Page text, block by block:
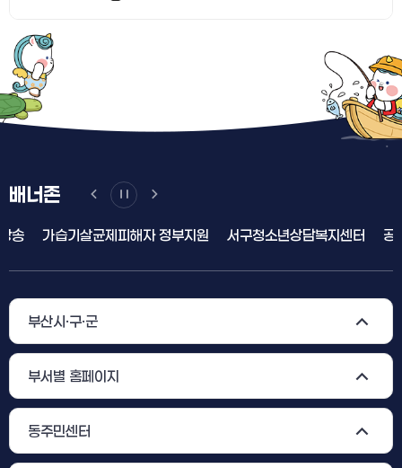
배너존
가습기살균제피해자 정부지원 서구청소년상담복지센터 공직비
부산시·구·군
부서별 홈페이지
동주민센터